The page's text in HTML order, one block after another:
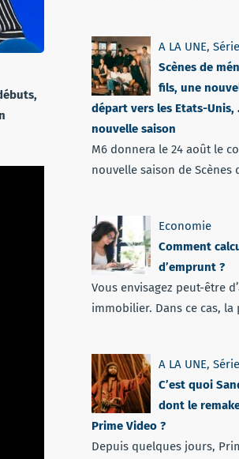
A LA UNE,
Scènes de
fils, une
départ vers les Etats-
nouvelle saison
M6 donnera le 24 août le
nouvelle saison de Scènes
Economie
Comment
d’emprunt ?
Vous envisagez peut-être
immobilier. Dans ce cas, la
A LA UNE,
C’est quoi
dont le
Prime Video ?
Depuis quelques jours,